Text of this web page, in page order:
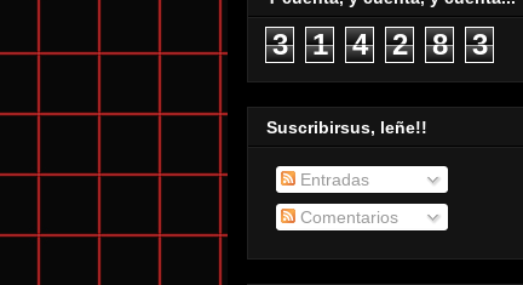
3 1 4 2 8 3
Suscribirsus, leñe!!
Entradas
Comentarios